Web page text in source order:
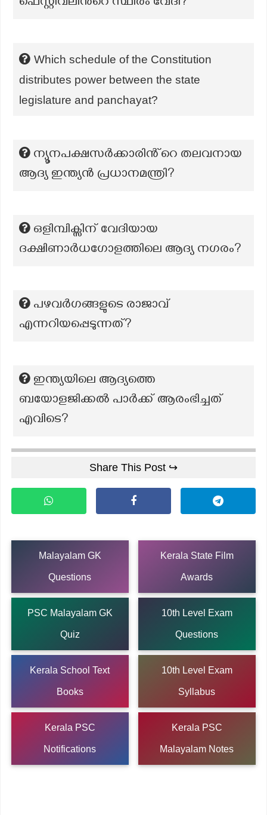
Which schedule of the Constitution
distributes power between the state
legislature and panchayat?
ന്യൂനപക്ഷസർക്കാരിൻ്റെ തലവനായ
ആദ്യ ഇന്ത്യൻ പ്രധാനമന്ത്രി?
ഒളിമ്പിക്സിന് വേദിയായ
ദക്ഷിണാർധഗോളത്തിലെ ആദ്യ നഗരം?
പഴവർഗങ്ങളുടെ രാജാവ്
എന്നറിയപ്പെടുന്നത്?
ഇന്ത്യയിലെ ആദ്യത്തെ
ബയോളജിക്കൽ പാർക്ക് ആരംഭിച്ചത്
എവിടെ?
Share This Post ↪
Malayalam GK
Questions
Kerala State Film
Awards
PSC Malayalam GK
Quiz
10th Level Exam
Questions
Kerala School Text
Books
10th Level Exam
Syllabus
Kerala PSC
Notifications
Kerala PSC
Malayalam Notes